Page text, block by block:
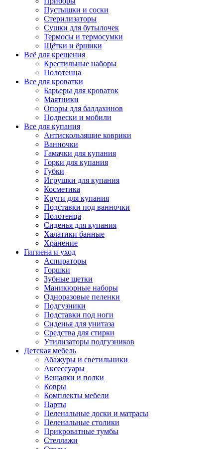
Пустышки и соски
Стерилизаторы
Сушки для бутылочек
Термосы и термосумки
Щётки и ёршики
Всё для крещения
Крестильные наборы
Полотенца
Все для кроватки
Барьеры для кроваток
Маятники
Опоры для балдахинов
Подвески и мобили
Все для купания
Антискользящие коврики
Ванночки
Гамачки для купания
Горки для купания
Губки
Игрушки для купания
Косметика
Круги для купания
Подставки под ванночки
Полотенца
Сиденья для купания
Халатики банные
Хранение
Гигиена и уход
Аспираторы
Горшки
Зубные щетки
Маникюрные наборы
Одноразовые пеленки
Подгузники
Подставки под ноги
Сиденья для унитаза
Средства для стирки
Утилизаторы подгузников
Детская мебель
Абажуры и светильники
Аксессуары
Вешалки и полки
Ковры
Комплекты мебели
Парты
Пеленальные доски и матрасы
Пеленальные столики
Прикроватные тумбы
Стеллажи